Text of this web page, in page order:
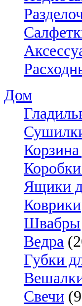
Дом
Ящики
Коврики
Швабры
Ведра
Губки
Свечи